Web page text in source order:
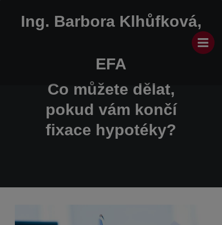
Ing. Barbora Klhůfková,
EFA
Co můžete dělat,
pokud vám končí
fixace hypotéky?